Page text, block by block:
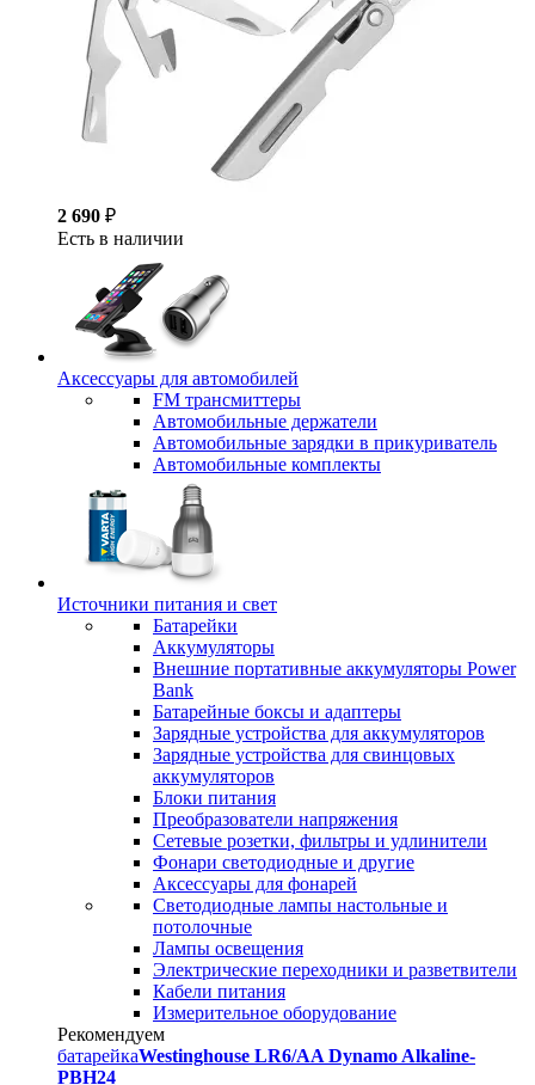
2 690 ₽
Есть в наличии
Аксессуары для автомобилей
FM трансмиттеры
Автомобильные держатели
Автомобильные зарядки в прикуриватель
Автомобильные комплекты
Источники питания и свет
Батарейки
Аккумуляторы
Внешние портативные аккумуляторы Power
Bank
Батарейные боксы и адаптеры
Зарядные устройства для аккумуляторов
Зарядные устройства для свинцовых
аккумуляторов
Блоки питания
Преобразователи напряжения
Сетевые розетки, фильтры и удлинители
Фонари светодиодные и другие
Аксессуары для фонарей
Светодиодные лампы настольные и
потолочные
Лампы освещения
Электрические переходники и разветвители
Кабели питания
Измерительное оборудование
Рекомендуем
батарейкаWestinghouse LR6/AA Dynamo Alkaline-
PBH24